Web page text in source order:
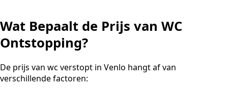
Wat Bepaalt de Prijs van WC
Ontstopping?
De prijs van wc verstopt in Venlo hangt af van
verschillende factoren: